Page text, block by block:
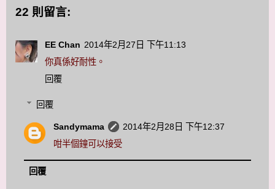
22 則留言:
EE Chan 2014年2月27日 下午11:13
你真係好耐性。
回覆
回覆
Sandymama
2014年2月28日 下午12:37
咁半個鐘可以接受
回覆